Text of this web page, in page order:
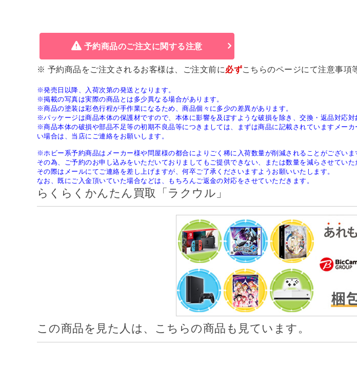
予約商品のご注文に関する注意
※ 予約商品をご注文されるお客様は、ご注文前に必ずこちらのページにて注意事項
※発売日以降、入荷次第の発送となります。
※掲載の写真は実際の商品とは多少異なる場合があります。
※商品の塗装は彩色行程が手作業になるため、商品個々に多少の差異があります。
※パッケージは商品本体の保護材ですので、本体に影響を及ぼすような破損を除き、交換・返品対応対
※商品本体の破損や部品不足等の初期不良品等につきましては、まずは商品に記載されていますメー
い場合は、当店にご連絡をお願いします。
※ホビー系予約商品はメーカー様や問屋様の都合によりごく稀に入荷数量が削減されることがございま
その為、ご予約のお申し込みをいただいておりましてもご提供できない、または数量を減らさせていた
その際はメールにてご連絡を差し上げますが、何卒ご了承くださいますようお願いいたします。
なお、既にご入金頂いていた場合などは、もちろんご返金の対応をさせていただきます。
らくらくかんたん買取「ラクウル」
この商品を見た人は、こちらの商品も見ています。